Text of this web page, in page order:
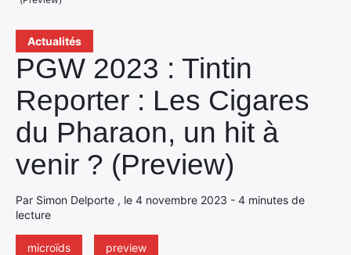
Actualités
PGW 2023 : Tintin
Reporter : Les Cigares
du Pharaon, un hit à
venir ? (Preview)
Par Simon Delporte , le 4 novembre 2023 - 4 minutes de
lecture
microïds
preview